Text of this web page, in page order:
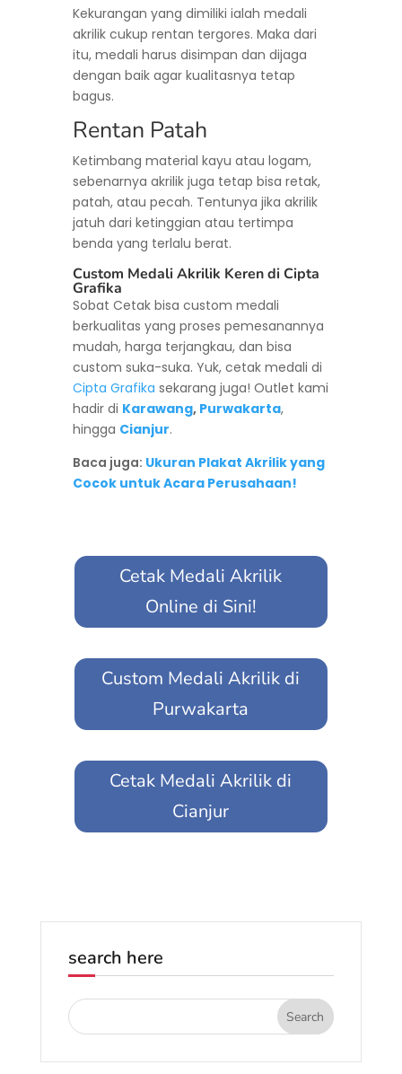
Kekurangan yang dimiliki ialah medali
akrilik cukup rentan tergores. Maka dari
itu, medali harus disimpan dan dijaga
dengan baik agar kualitasnya tetap
bagus.
Rentan Patah
Ketimbang material kayu atau logam,
sebenarnya akrilik juga tetap bisa retak,
patah, atau pecah. Tentunya jika akrilik
jatuh dari ketinggian atau tertimpa
benda yang terlalu berat.
Custom Medali Akrilik Keren di Cipta
Grafika
Sobat Cetak bisa custom medali
berkualitas yang proses pemesanannya
mudah, harga terjangkau, dan bisa
custom suka-suka. Yuk, cetak medali di
Cipta Grafika sekarang juga! Outlet kami
hadir di Karawang, Purwakarta,
hingga Cianjur.
Baca juga: Ukuran Plakat Akrilik yang
Cocok untuk Acara Perusahaan!
Cetak Medali Akrilik
Online di Sini!
Custom Medali Akrilik di
Purwakarta
Cetak Medali Akrilik di
Cianjur
search here